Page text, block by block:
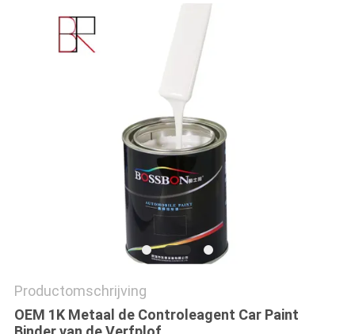
Productomschrijving
OEM 1K Metaal de Controleagent Car Paint